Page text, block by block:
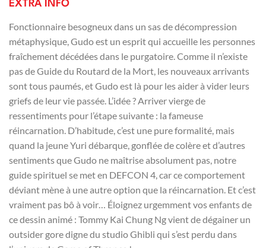
EXTRA INFO
Fonctionnaire besogneux dans un sas de décompression
métaphysique, Gudo est un esprit qui accueille les personnes
fraîchement décédées dans le purgatoire. Comme il n’existe
pas de Guide du Routard de la Mort, les nouveaux arrivants
sont tous paumés, et Gudo est là pour les aider à vider leurs
griefs de leur vie passée. L’idée ? Arriver vierge de
ressentiments pour l’étape suivante : la fameuse
réincarnation. D’habitude, c’est une pure formalité, mais
quand la jeune Yuri débarque, gonflée de colère et d’autres
sentiments que Gudo ne maîtrise absolument pas, notre
guide spirituel se met en DEFCON 4, car ce comportement
déviant mène à une autre option que la réincarnation. Et c’est
vraiment pas bô à voir… Éloignez urgemment vos enfants de
ce dessin animé : Tommy Kai Chung Ng vient de dégainer un
outsider gore digne du studio Ghibli qui s’est perdu dans